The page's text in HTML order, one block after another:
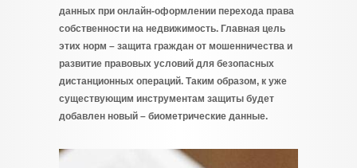
данных при онлайн-оформлении перехода права
собственности на недвижимость. Главная цель
этих норм – защита граждан от мошенничества и
развитие правовых условий для безопасных
дистанционных операций. Таким образом, к уже
существующим инструментам защиты будет
добавлен новый – биометрические данные.